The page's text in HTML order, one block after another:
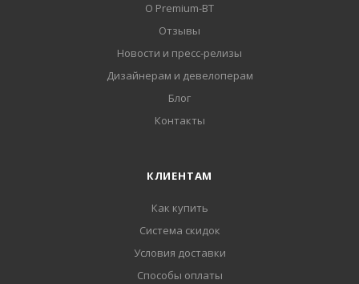
О Premium-BT
Отзывы
Новости и пресс-релизы
Дизайнерам и девелоперам
Блог
Контакты
КЛИЕНТАМ
Как купить
Система скидок
Условия доставки
Способы оплаты